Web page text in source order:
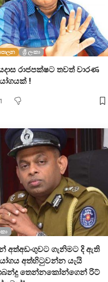
ශ්‍රී ලංකා
රාජපක්ෂට තවත් වාරණ
!
1
අත්අඩංගුවට ගැනිමට දි ඇති
අත්හිටුවන්න යැයි
තෙන්නකෝන්ගෙන් රිට්